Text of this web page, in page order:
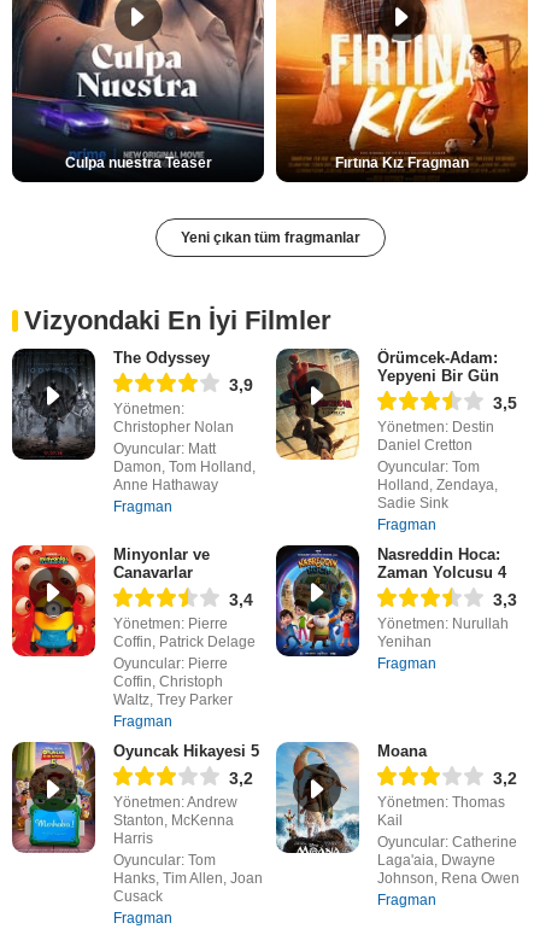
Culpa nuestra Teaser Fırtına Kız Fragman
Yeni çıkan tüm fragmanlar
Vizyondaki En İyi Filmler
The Odyssey
3,9
Yönetmen:
Christopher Nolan
Oyuncular: Matt
Damon, Tom Holland,
Anne Hathaway
Fragman
Örümcek-Adam:
Yepyeni Bir Gün
3,5
Yönetmen: Destin
Daniel Cretton
Oyuncular: Tom
Holland, Zendaya,
Sadie Sink
Fragman
Minyonlar ve
Canavarlar
3,4
Yönetmen: Pierre
Coffin, Patrick Delage
Oyuncular: Pierre
Coffin, Christoph
Waltz, Trey Parker
Fragman
Nasreddin Hoca:
Zaman Yolcusu 4
3,3
Yönetmen: Nurullah
Yenihan
Fragman
Oyuncak Hikayesi 5
3,2
Yönetmen: Andrew
Stanton, McKenna
Harris
Oyuncular: Tom
Hanks, Tim Allen, Joan
Cusack
Fragman
Moana
3,2
Yönetmen: Thomas
Kail
Oyuncular: Catherine
Laga'aia, Dwayne
Johnson, Rena Owen
Fragman